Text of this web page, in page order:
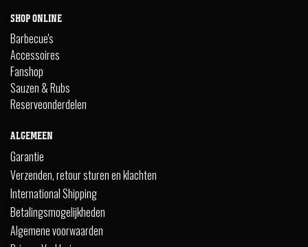
SHOP ONLINE
Barbecue's
Accessoires
Fanshop
Sauzen & Rubs
Reserveonderdelen
ALGEMEEN
Garantie
Verzenden, retour sturen en klachten
International Shipping
Betalingsmogelijkheden
Algemene voorwaarden